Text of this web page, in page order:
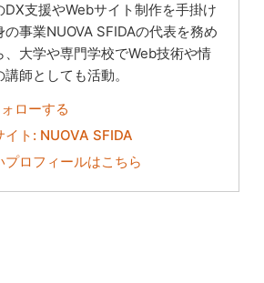
DX支援やWebサイト制作を手掛け
の事業NUOVA SFIDAの代表を務め
、大学や専門学校でWeb技術や情
師としても活動。
ローする
イト: NUOVA SFIDA
プロフィールはこちら